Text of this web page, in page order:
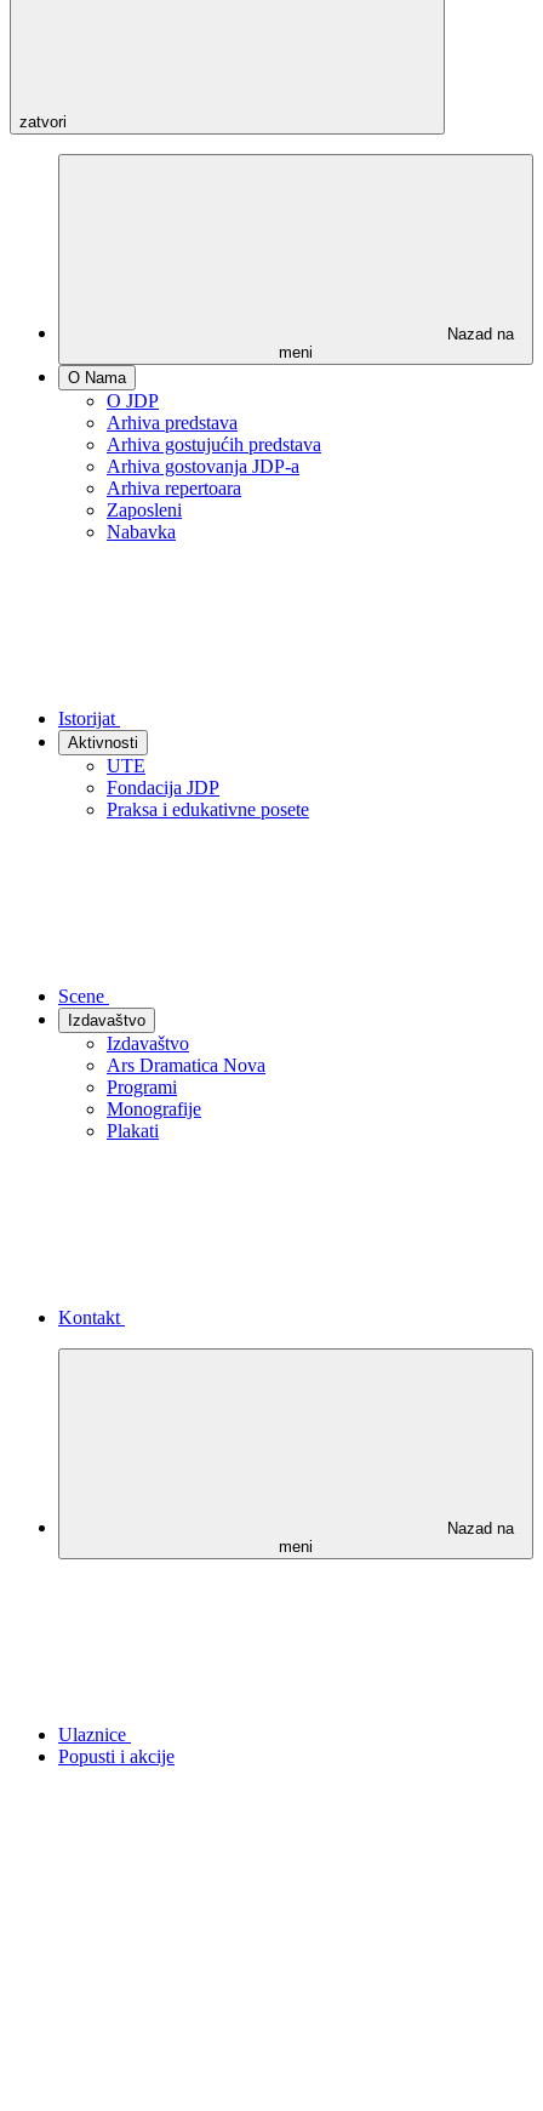
zatvori
Nazad na
meni
O Nama
O JDP
Arhiva predstava
Arhiva gostujućih predstava
Arhiva gostovanja JDP-a
Arhiva repertoara
Zaposleni
Nabavka
Istorijat
Aktivnosti
UTE
Fondacija JDP
Praksa i edukativne posete
Scene
Izdavaštvo
Izdavaštvo
Ars Dramatica Nova
Programi
Monografije
Plakati
Kontakt
Nazad na
meni
Ulaznice
Popusti i akcije